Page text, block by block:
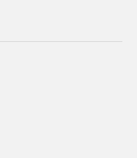
в линейке
Благодаря